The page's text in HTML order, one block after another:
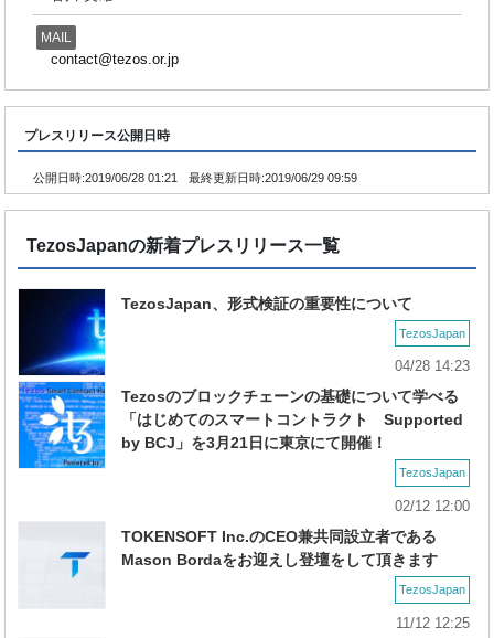
MAIL
contact@tezos.or.jp
プレスリリース公開日時
公開日時:2019/06/28 01:21 最終更新日時:2019/06/29 09:59
TezosJapanの新着プレスリリース一覧
TezosJapan、形式検証の重要性について
TezosJapan
04/28 14:23
Tezosのブロックチェーンの基礎について学べる
「はじめてのスマートコントラクト Supported
by BCJ」を3月21日に東京にて開催！
TezosJapan
02/12 12:00
TOKENSOFT Inc.のCEO兼共同設立者である
Mason Bordaをお迎えし登壇をして頂きます
TezosJapan
11/12 12:25